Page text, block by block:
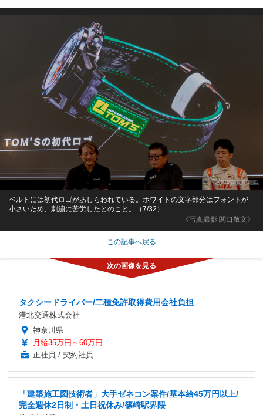
《写真撮影 関口敬文》
ベルトには初代ロゴがあしらわれている。ホワイトの文字部分はフォントが
小さいため、刺繍に苦労したとのこと。（7/32）
この記事へ戻る
タクシードライバー/二種免許取得費用会社負担
港北交通株式会社
神奈川県
月給35万円～60万円
正社員 / 契約社員
「建築施工図技術者」大手ゼネコン案件/基本給45万円以上/
完全週休2日制・土日祝休み/篠崎駅界隈